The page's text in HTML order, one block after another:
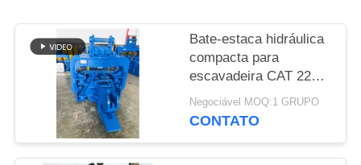
PEÇA
UMAS
CITAÇÕES
SITEMAP
Bate-estaca hidráulica
compacta para
escavadeira CAT 220 |
Design simplificado e
montagem confiável
Negociável MOQ:1 GRUPO
CONTATO